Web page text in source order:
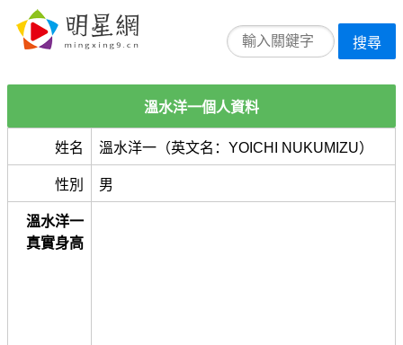
搜尋
溫水洋一個人資料
姓名 溫水洋一（英文名：YOICHI NUKUMIZU）
性別 男
溫水洋一
真實身高